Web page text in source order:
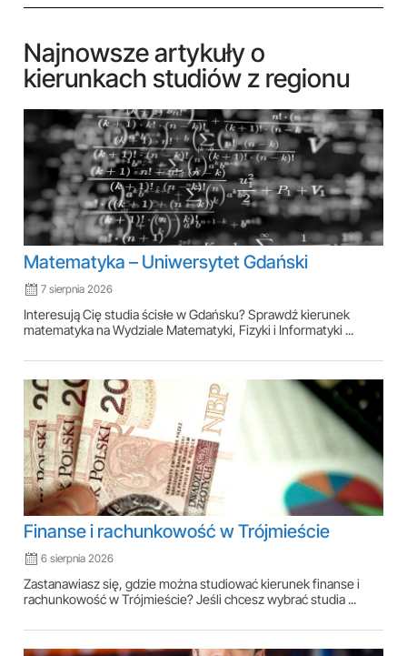
Najnowsze artykuły o
kierunkach studiów z regionu
Matematyka – Uniwersytet Gdański
7 sierpnia 2026
Interesują Cię studia ścisłe w Gdańsku? Sprawdź kierunek
matematyka na Wydziale Matematyki, Fizyki i Informatyki ...
Finanse i rachunkowość w Trójmieście
6 sierpnia 2026
Zastanawiasz się, gdzie można studiować kierunek finanse i
rachunkowość w Trójmieście? Jeśli chcesz wybrać studia ...